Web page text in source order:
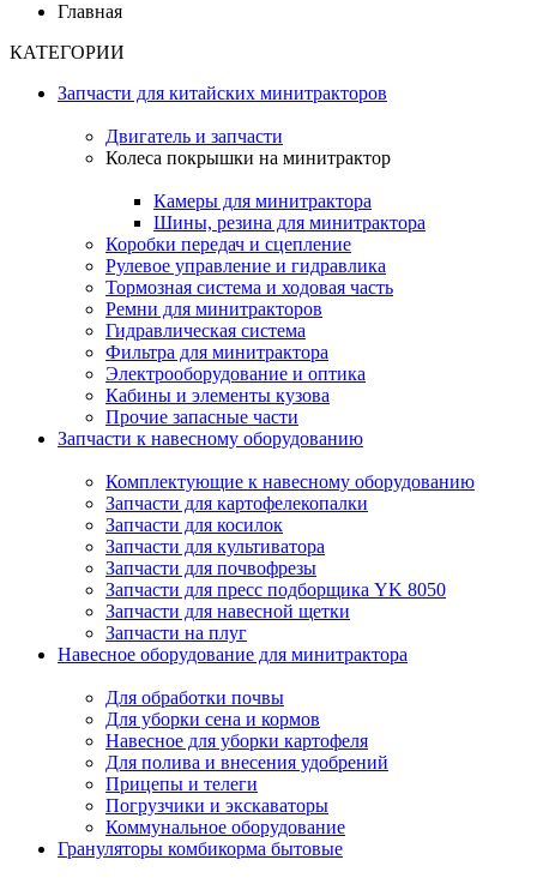
Главная
КАТЕГОРИИ
Запчасти для китайских минитракторов
Двигатель и запчасти
Колеса покрышки на минитрактор
Камеры для минитрактора
Шины, резина для минитрактора
Коробки передач и сцепление
Рулевое управление и гидравлика
Тормозная система и ходовая часть
Ремни для минитракторов
Гидравлическая система
Фильтра для минитрактора
Электрооборудование и оптика
Кабины и элементы кузова
Прочие запасные части
Запчасти к навесному оборудованию
Комплектующие к навесному оборудованию
Запчасти для картофелекопалки
Запчасти для косилок
Запчасти для культиватора
Запчасти для почвофрезы
Запчасти для пресс подборщика YK 8050
Запчасти для навесной щетки
Запчасти на плуг
Навесное оборудование для минитрактора
Для обработки почвы
Для уборки сена и кормов
Навесное для уборки картофеля
Для полива и внесения удобрений
Прицепы и телеги
Погрузчики и экскаваторы
Коммунальное оборудование
Грануляторы комбикорма бытовые